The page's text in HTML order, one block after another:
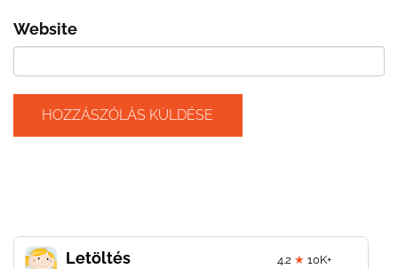
Website
Letöltés 4.2 ★ 10K+